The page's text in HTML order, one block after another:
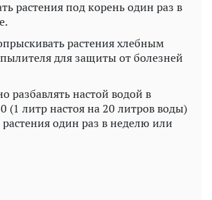
растения под корень один раз в
растения хлебным
для защиты от болезней
разбавлять настой водой в
(1 литр настоя на 20 литров воды)
один раз в неделю или